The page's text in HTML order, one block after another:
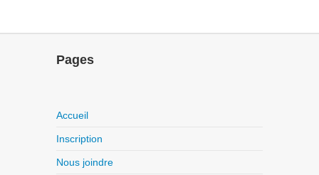
Pages
Accueil
Inscription
Nous joindre